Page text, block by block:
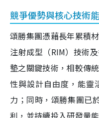
競爭優勢與核心技術
頌勝集團憑藉長年累積
注射成型（RIM）技術
墊之關鍵技術，相較傳
性與設計自由度，能靈
力；同時，頌勝集團已